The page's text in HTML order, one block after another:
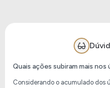
Quais ações subiram mais nos
Considerando o acumulado dos